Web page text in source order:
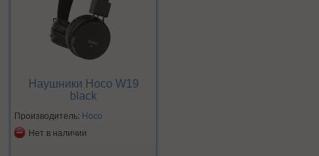
Наушники Hoco W19
black
Производитель: Hoco
Нет в наличии